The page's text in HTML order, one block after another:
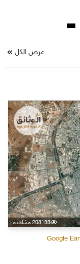
عرض الكل
208133 مشاهدة